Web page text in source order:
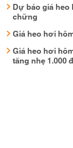
Dự báo giá
chững
Giá heo hơi
Giá heo hơi
tăng nhẹ 1.000